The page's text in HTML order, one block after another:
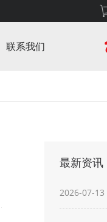
联系我们
最新资讯
2026-07-13